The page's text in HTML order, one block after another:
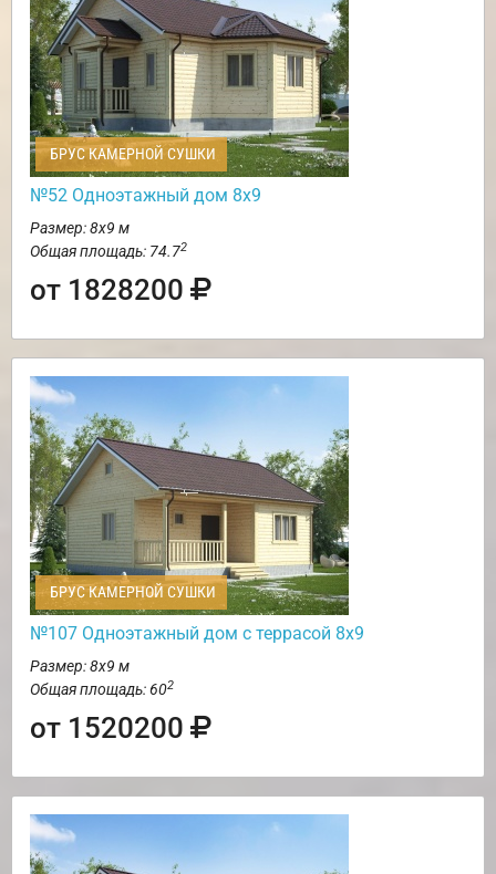
БРУС КАМЕРНОЙ СУШКИ
№52 Одноэтажный дом 8х9
Размер: 8х9 м
Общая площадь: 74.72
от 1828200
БРУС КАМЕРНОЙ СУШКИ
№107 Одноэтажный дом с террасой 8х9
Размер: 8х9 м
Общая площадь: 602
от 1520200